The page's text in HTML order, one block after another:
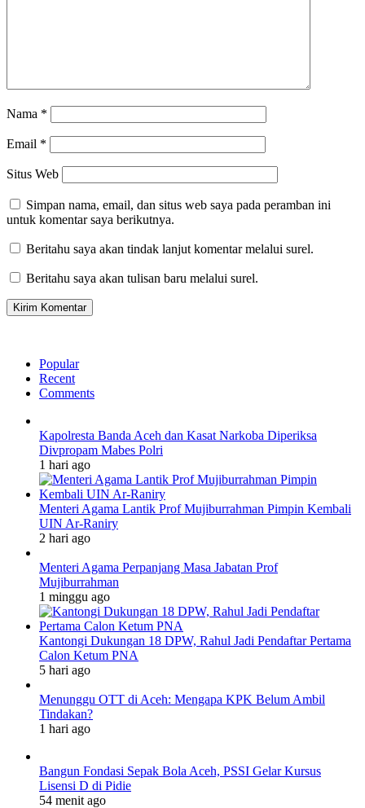
Nama *
Email *
Situs Web
Simpan nama, email, dan situs web saya pada peramban ini
untuk komentar saya berikutnya.
Beritahu saya akan tindak lanjut komentar melalui surel.
Beritahu saya akan tulisan baru melalui surel.
Popular
Recent
Comments
Kapolresta Banda Aceh dan Kasat Narkoba Diperiksa
Divpropam Mabes Polri
1 hari ago
Menteri Agama Lantik Prof Mujiburrahman Pimpin Kembali
UIN Ar-Raniry
2 hari ago
Menteri Agama Perpanjang Masa Jabatan Prof
Mujiburrahman
1 minggu ago
Kantongi Dukungan 18 DPW, Rahul Jadi Pendaftar Pertama
Calon Ketum PNA
5 hari ago
Menunggu OTT di Aceh: Mengapa KPK Belum Ambil
Tindakan?
1 hari ago
Bangun Fondasi Sepak Bola Aceh, PSSI Gelar Kursus
Lisensi D di Pidie
54 menit ago